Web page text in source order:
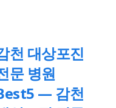
천 대상포진
문 병원
— 감천